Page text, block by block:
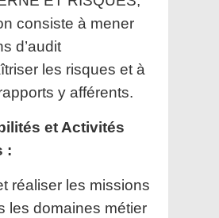
consiste à mener
d’audit
les risques et à
y afférents.
et Activités
:
réaliser les missions
les domaines métier